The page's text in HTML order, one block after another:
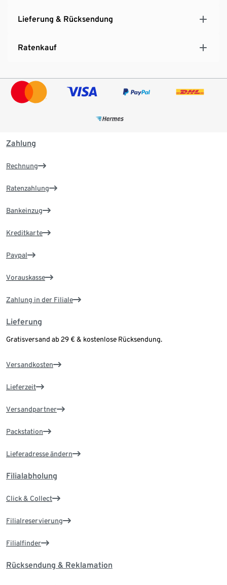
Lieferung & Rücksendung
Ratenkauf
Zahlung
Rechnung
Ratenzahlung
Bankeinzug
Kreditkarte
Paypal
Vorauskasse
Zahlung in der Filiale
Lieferung
Gratisversand ab 29 € & kostenlose Rücksendung.
Versandkosten
Lieferzeit
Versandpartner
Packstation
Lieferadresse ändern
Filialabholung
Click & Collect
Filialreservierung
Filialfinder
Rücksendung & Reklamation